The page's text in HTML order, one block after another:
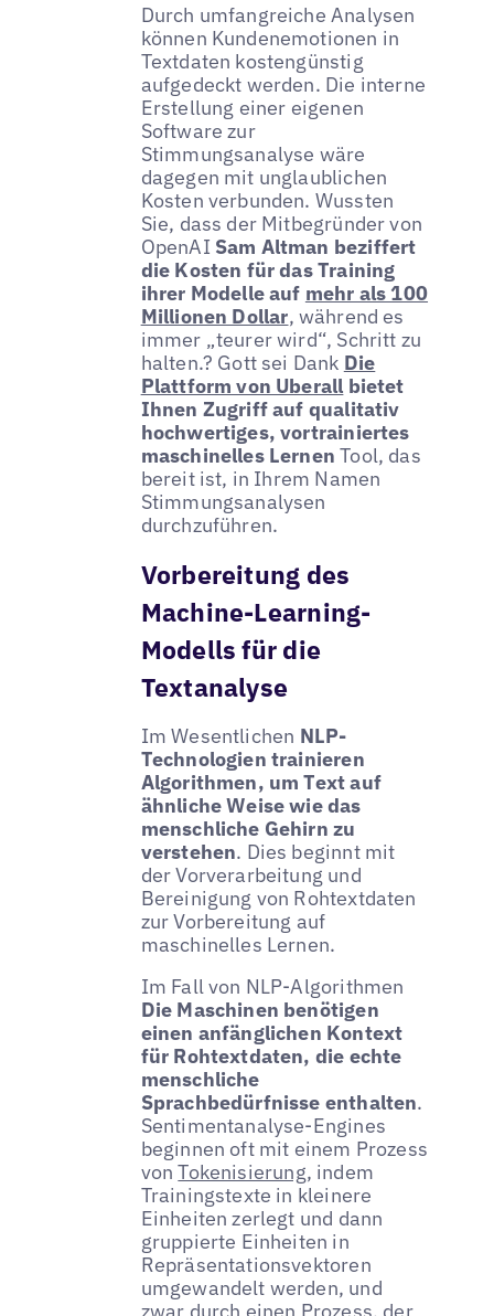
Durch umfangreiche Analysen
können Kundenemotionen in
Textdaten kostengünstig
aufgedeckt werden. Die interne
Erstellung einer eigenen
Software zur
Stimmungsanalyse wäre
dagegen mit unglaublichen
Kosten verbunden. Wussten
Sie, dass der Mitbegründer von
OpenAI Sam Altman beziffert
die Kosten für das Training
ihrer Modelle auf mehr als 100
Millionen Dollar, während es
immer „teurer wird“, Schritt zu
halten.? Gott sei Dank Die
Plattform von Uberall bietet
Ihnen Zugriff auf qualitativ
hochwertiges, vortrainiertes
maschinelles Lernen Tool, das
bereit ist, in Ihrem Namen
Stimmungsanalysen
durchzuführen.
Vorbereitung des
Machine-Learning-
Modells für die
Textanalyse
Im Wesentlichen NLP-
Technologien trainieren
Algorithmen, um Text auf
ähnliche Weise wie das
menschliche Gehirn zu
verstehen. Dies beginnt mit
der Vorverarbeitung und
Bereinigung von Rohtextdaten
zur Vorbereitung auf
maschinelles Lernen.
Im Fall von NLP-Algorithmen
Die Maschinen benötigen
einen anfänglichen Kontext
für Rohtextdaten, die echte
menschliche
Sprachbedürfnisse enthalten.
Sentimentanalyse-Engines
beginnen oft mit einem Prozess
vonTokenisierung, indem
Trainingstexte in kleinere
Einheiten zerlegt und dann
gruppierte Einheiten in
Repräsentationsvektoren
umgewandelt werden, und
zwar durch einen Prozess, der